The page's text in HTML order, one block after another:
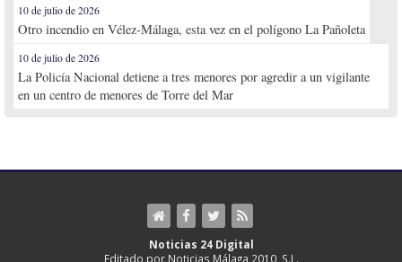
10 de julio de 2026
Otro incendio en Vélez-Málaga, esta vez en el polígono La Pañoleta
10 de julio de 2026
La Policía Nacional detiene a tres menores por agredir a un vigilante
en un centro de menores de Torre del Mar
Noticias 24 Digital
Editado por Noticias Málaga 2010, S.L.